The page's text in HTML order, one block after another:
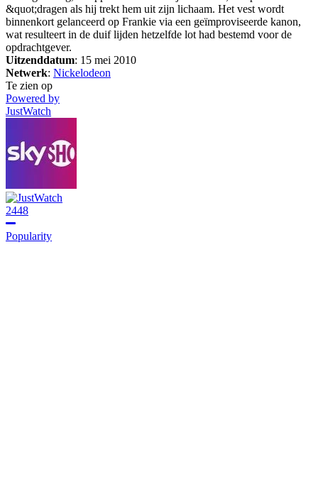
&quot;dragen als hij trekt hem uit zijn lichaam. Het vest wordt
binnenkort gelanceerd op Frankie via een geïmproviseerde kanon,
wat resulteert in de duif lijden hetzelfde lot had bestemd voor de
opdrachtgever.
Uitzenddatum: 15 mei 2010
Netwerk: Nickelodeon
Te zien op
Powered by
JustWatch
2448
Popularity